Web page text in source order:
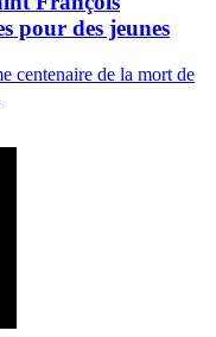
pour des jeunes
centenaire de la mort de